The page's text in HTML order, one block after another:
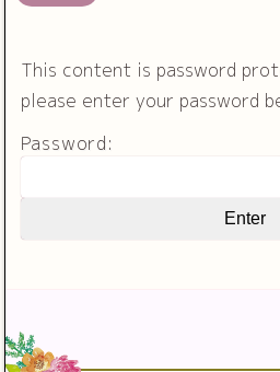
This content is password
please enter your password
Password: